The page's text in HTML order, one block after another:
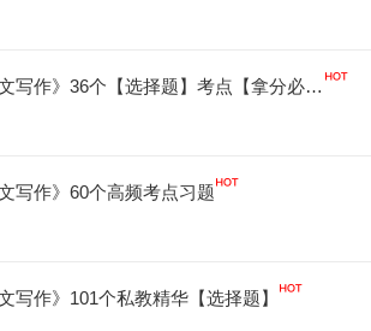
写作》36个【选择题】考点【拿分必
写作》60个高频考点习题
写作》101个私教精华【选择题】